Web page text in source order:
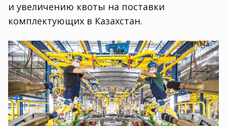
и увеличению квоты на поставки
комплектующих в Казахстан.